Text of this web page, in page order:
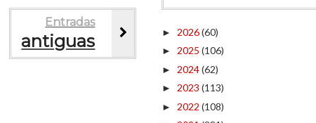
Entradas
antiguas ► 2026(60)
► 2025 (106)
► 2024(62)
► 2023 (113)
► 2022 (108)